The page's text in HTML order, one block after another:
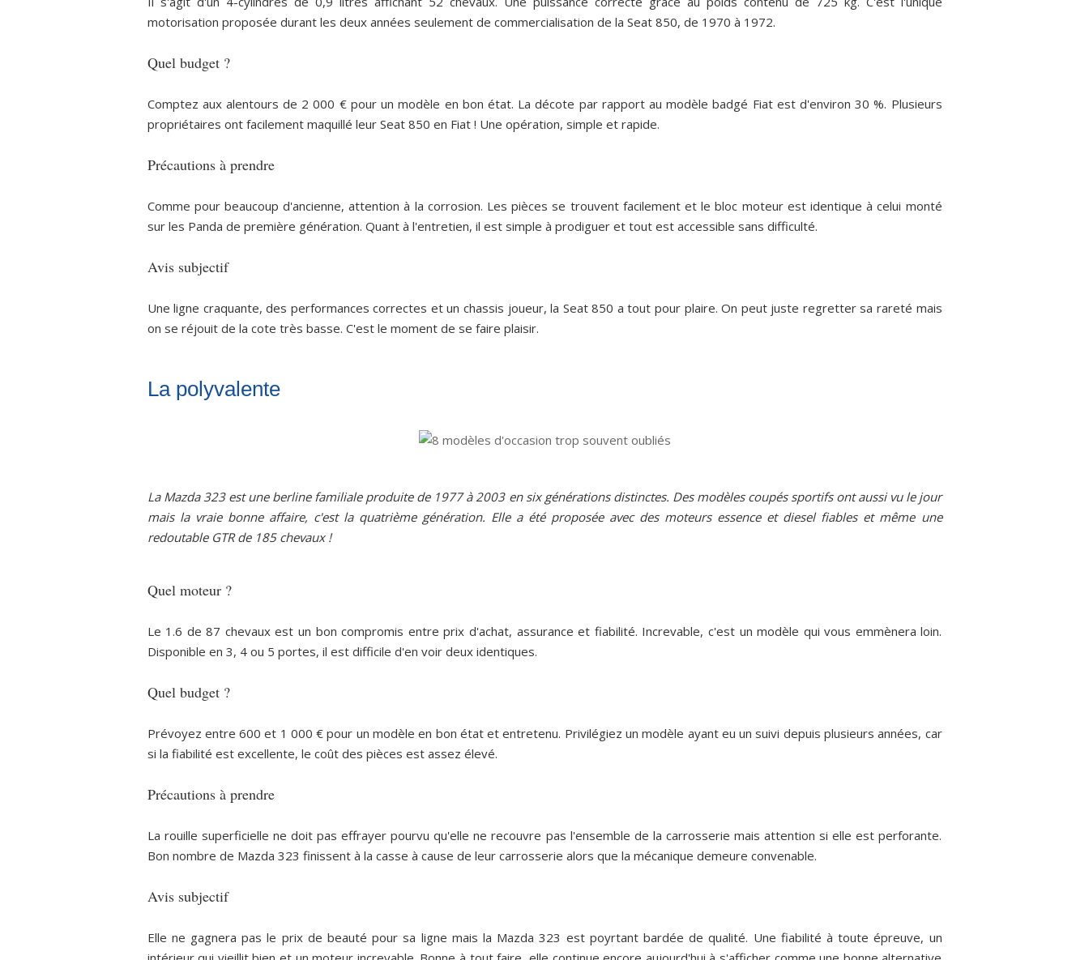
motorisation proposée durant les deux années seulement de commercialisation de la Seat 850, de 1970 à 1972.
Quel budget ?
Comptez aux alentours de 2 000 € pour un modèle en bon état. La décote par rapport au modèle badgé Fiat est d'environ 30 %. Plusieurs
propriétaires ont facilement maquillé leur Seat 850 en Fiat ! Une opération, simple et rapide.
Précautions à prendre
Comme pour beaucoup d'ancienne, attention à la corrosion. Les pièces se trouvent facilement et le bloc moteur est identique à celui monté
sur les Panda de première génération. Quant à l'entretien, il est simple à prodiguer et tout est accessible sans difficulté.
Avis subjectif
Une ligne craquante, des performances correctes et un chassis joueur, la Seat 850 a tout pour plaire. On peut juste regretter sa rareté mais
on se réjouit de la cote très basse. C'est le moment de se faire plaisir.
La polyvalente
La Mazda 323 est une berline familiale produite de 1977 à 2003 en six générations distinctes. Des modèles coupés sportifs ont aussi vu le jour
mais la vraie bonne affaire, c'est la quatrième génération. Elle a été proposée avec des moteurs essence et diesel fiables et même une
redoutable GTR de 185 chevaux !
Quel moteur ?
Le 1.6 de 87 chevaux est un bon compromis entre prix d'achat, assurance et fiabilité. Increvable, c'est un modèle qui vous emmènera loin.
Disponible en 3, 4 ou 5 portes, il est difficile d'en voir deux identiques.
Quel budget ?
Prévoyez entre 600 et 1 000 € pour un modèle en bon état et entretenu. Privilégiez un modèle ayant eu un suivi depuis plusieurs années, car
si la fiabilité est excellente, le coût des pièces est assez élevé.
Précautions à prendre
La rouille superficielle ne doit pas effrayer pourvu qu'elle ne recouvre pas l'ensemble de la carrosserie mais attention si elle est perforante.
Bon nombre de Mazda 323 finissent à la casse à cause de leur carrosserie alors que la mécanique demeure convenable.
Avis subjectif
Elle ne gagnera pas le prix de beauté pour sa ligne mais la Mazda 323 est poyrtant bardée de qualité. Une fiabilité à toute épreuve, un